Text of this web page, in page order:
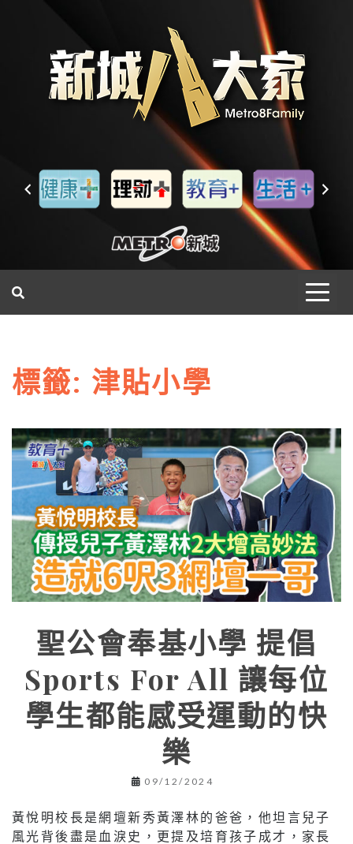
標籤: 津貼小學
聖公會奉基小學 提倡
Sports For All 讓每位
學生都能感受運動的快
樂
09/12/2024
黃悅明校長是網壇新秀黃澤林的爸爸，他坦言兒子
風光背後盡是血淚史，更提及培育孩子成才，家長